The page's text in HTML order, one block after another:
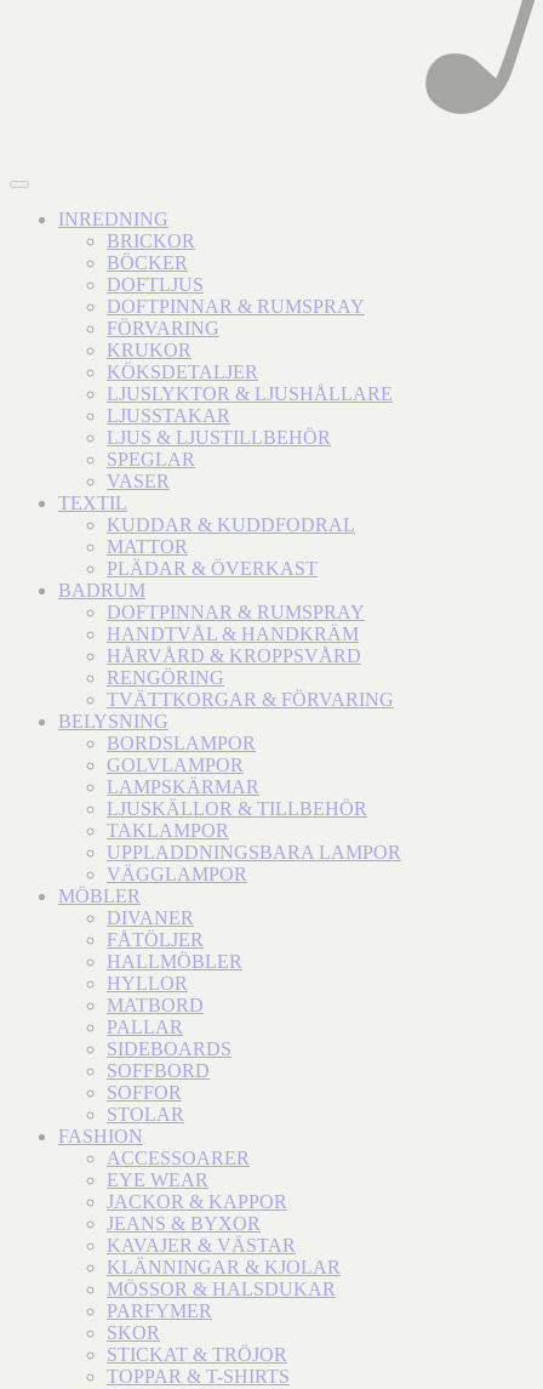
INREDNING
BRICKOR
BÖCKER
DOFTLJUS
DOFTPINNAR & RUMSPRAY
FÖRVARING
KRUKOR
KÖKSDETALJER
LJUSLYKTOR & LJUSHÅLLARE
LJUSSTAKAR
LJUS & LJUSTILLBEHÖR
SPEGLAR
VASER
TEXTIL
KUDDAR & KUDDFODRAL
MATTOR
PLÄDAR & ÖVERKAST
BADRUM
DOFTPINNAR & RUMSPRAY
HANDTVÅL & HANDKRÄM
HÅRVÅRD & KROPPSVÅRD
RENGÖRING
TVÄTTKORGAR & FÖRVARING
BELYSNING
BORDSLAMPOR
GOLVLAMPOR
LAMPSKÄRMAR
LJUSKÄLLOR & TILLBEHÖR
TAKLAMPOR
UPPLADDNINGSBARA LAMPOR
VÄGGLAMPOR
MÖBLER
DIVANER
FÅTÖLJER
HALLMÖBLER
HYLLOR
MATBORD
PALLAR
SIDEBOARDS
SOFFBORD
SOFFOR
STOLAR
FASHION
ACCESSOARER
EYE WEAR
JACKOR & KAPPOR
JEANS & BYXOR
KAVAJER & VÄSTAR
KLÄNNINGAR & KJOLAR
MÖSSOR & HALSDUKAR
PARFYMER
SKOR
STICKAT & TRÖJOR
TOPPAR & T-SHIRTS